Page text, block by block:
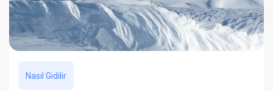
Nasıl Gidilir